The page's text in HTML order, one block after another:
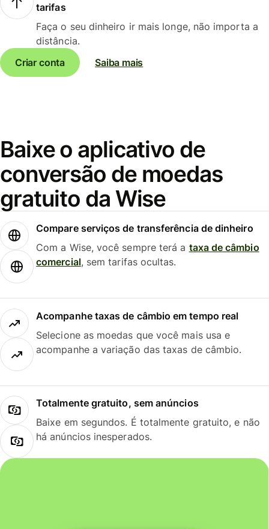
tarifas
Faça o seu dinheiro ir mais longe, não importa a
distância.
Criar conta
Saiba mais
Baixe o aplicativo de
conversão de moedas
gratuito da Wise
Compare serviços de transferência de dinheiro
Com a Wise, você sempre terá a taxa de câmbio
comercial, sem tarifas ocultas.
Acompanhe taxas de câmbio em tempo real
Selecione as moedas que você mais usa e
acompanhe a variação das taxas de câmbio.
Totalmente gratuito, sem anúncios
Baixe em segundos. É totalmente gratuito, e não
há anúncios inesperados.